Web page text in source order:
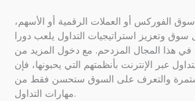
الفوركس أو العملات الرقمية أو الأسهم،
وتعزيز استراتيجيات التداول يلعب دورا
في هذا المجال المزدحم. مع دخول المزيد من
عبر الإنترنت بأنظمتهم التي يحبونها، فإن
والتعرف على السوق ستحسن فقط من
مهارات التداول.